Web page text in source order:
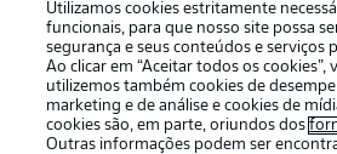
Escolha seu idioma
Português
Utilizamos cookies estritamente
funcionais, para que nosso site possa
segurança e seus conteúdos e serviços
Ao clicar em “Aceitar todos os cookies”,
utilizemos também cookies de
marketing e de análise e cookies de
cookies são, em parte, oriundos dos
Outras informações podem ser